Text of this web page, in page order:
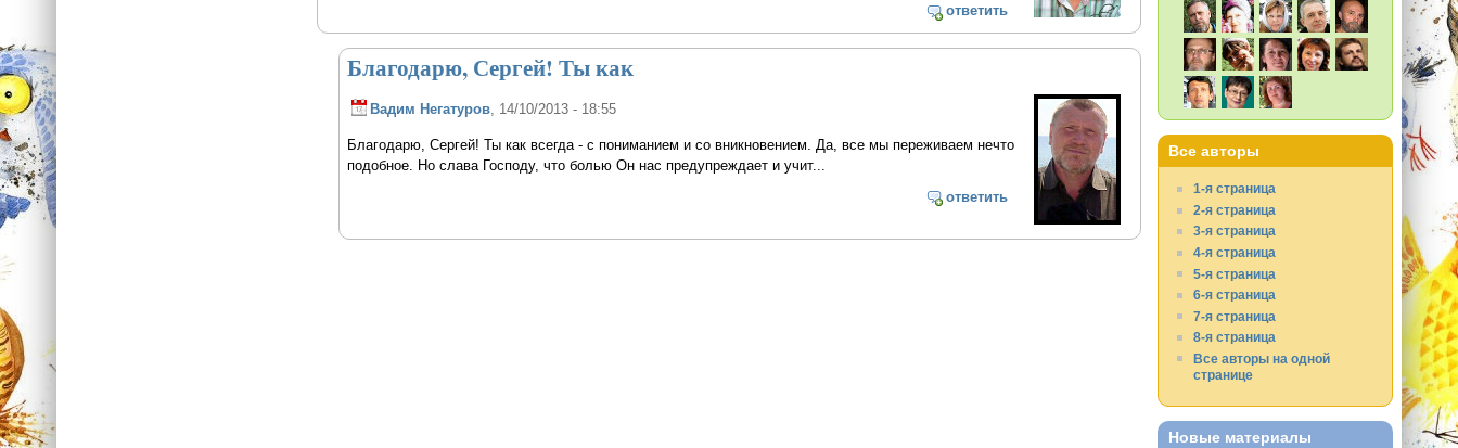
ответить
Благодарю, Сергей! Ты как
Вадим Негатуров, 14/10/2013 - 18:55
Благодарю, Сергей! Ты как всегда - с пониманием и со вникновением. Да, все мы переживаем нечто
подобное. Но слава Господу, что болью Он нас предупреждает и учит...
ответить
Все авторы
1-я страница
2-я страница
3-я страница
4-я страница
5-я страница
6-я страница
7-я страница
8-я страница
Все авторы на одной
странице
Новые материалы